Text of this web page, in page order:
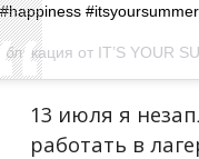
#happiness
13 июля я
работать в